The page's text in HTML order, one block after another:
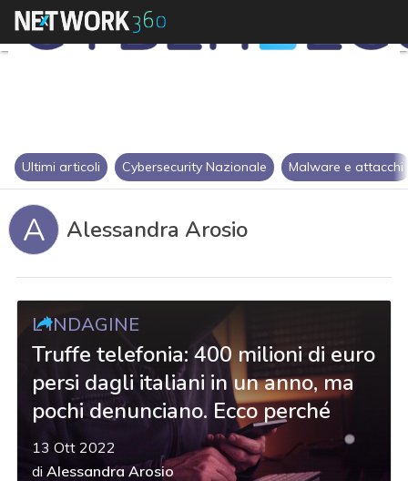
Ultimi articoli Cybersecurity Nazionale Malware e attacchi
A Alessandra Arosio
L'INDAGINE
Truffe telefonia: 400 milioni di euro
persi dagli italiani in un anno, ma
pochi denunciano. Ecco perché
13 Ott 2022
diAlessandra Arosio